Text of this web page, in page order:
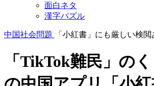
面白ネタ
漢字パズル
中国社会問題 「小紅書」にも厳しい検閲
「TikTok難民」の